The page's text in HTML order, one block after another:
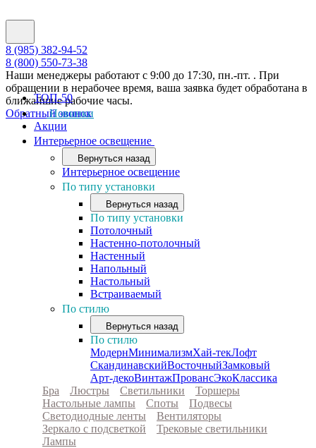
8 (985) 382-94-52
8 (800) 550-73-38
Наши менеджеры работают с 9:00 до 17:30, пн.-пт. . При
обращении в нерабочее время, ваша заявка будет обработана в
ближайшие рабочие часы.
Обратный звонок
ТОП-50
Новинки
Акции
Интерьерное освещение
Вернуться назад
Интерьерное освещение
По типу установки
Вернуться назад
По типу установки
Потолочный
Настенно-потолочный
Настенный
Напольный
Настольный
Встраиваемый
По стилю
Вернуться назад
По стилю
МодернМинимализмХай-текЛофт
СкандинавскийВосточныйЗамковый
Арт-декоВинтажПровансЭкоКлассика
Бра
Люстры Светильники
Торшеры
Настольные лампы
Споты
Подвесы
Светодиодные ленты
Вентиляторы
Зеркало с подсветкой
Трековые светильники
Лампы